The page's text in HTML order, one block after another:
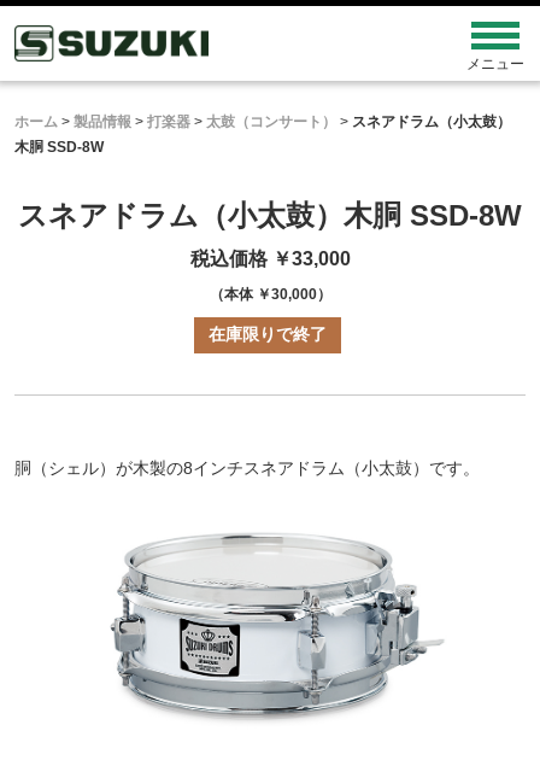
ホーム > 製品情報 > 打楽器 > 太鼓（コンサート） > スネアドラム（小太鼓）
木胴 SSD-8W
スネアドラム（小太鼓） 木胴 SSD-8W
税込価格 ￥33,000
（本体 ￥30,000）
在庫限りで終了
胴（シェル）が木製の8インチスネアドラム（小太鼓）です。